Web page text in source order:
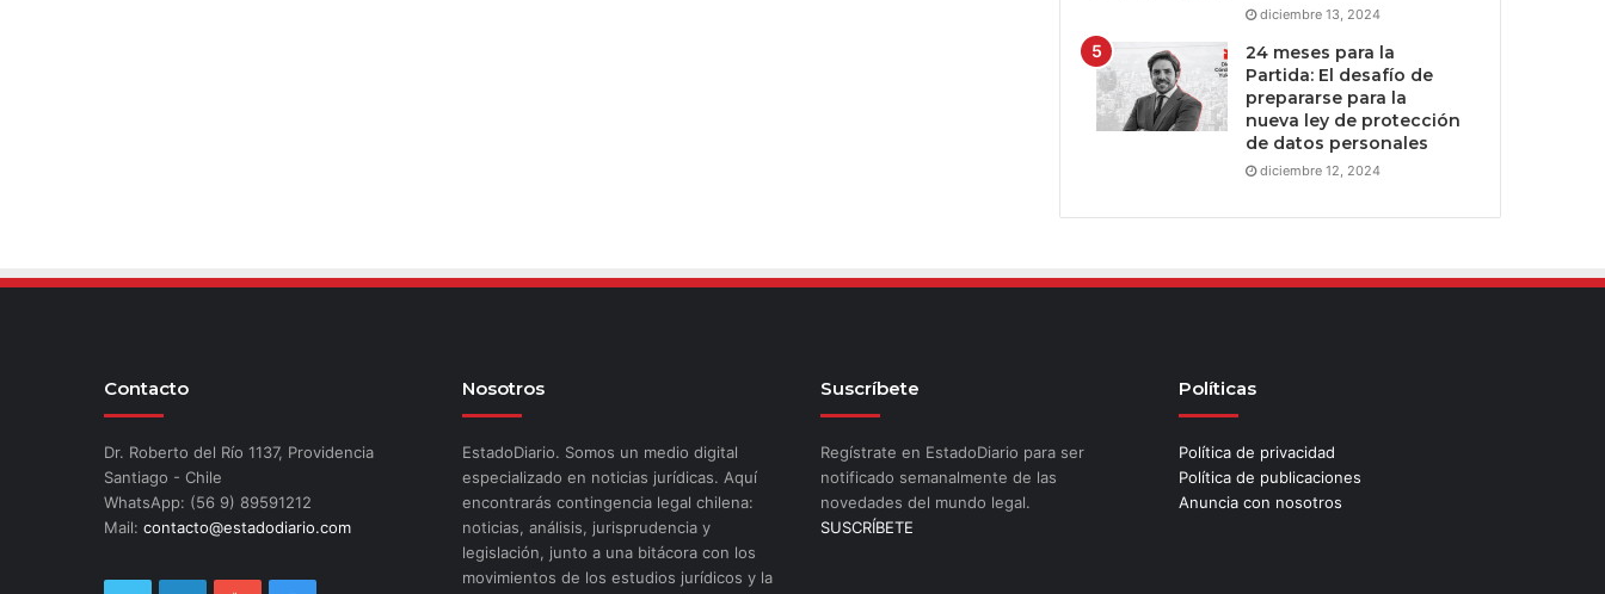
diciembre 13, 2024
24 meses para la
Partida: El desafío de
prepararse para la
nueva ley de protección
de datos personales
diciembre 12, 2024
Contacto
Dr. Roberto del Río 1137, Providencia
Santiago - Chile
WhatsApp: (56 9) 89591212
Mail: contacto@estadodiario.com
Nosotros
EstadoDiario. Somos un medio digital
especializado en noticias jurídicas. Aquí
encontrarás contingencia legal chilena:
noticias, análisis, jurisprudencia y
legislación, junto a una bitácora con los
movimientos de los estudios jurídicos y la
Suscríbete
Regístrate en EstadoDiario para ser
notificado semanalmente de las
novedades del mundo legal.
SUSCRÍBETE
Políticas
Política de privacidad
Política de publicaciones
Anuncia con nosotros